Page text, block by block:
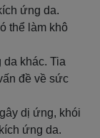
ứng da.
thể làm khô
khác. Tia
đề về sức
dị ứng, khói
ứng da.